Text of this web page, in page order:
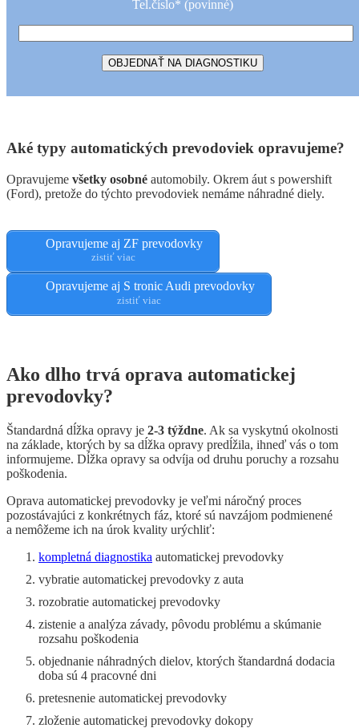
Tel.číslo* (povinné)
Aké typy automatických prevodoviek opravujeme?
Opravujeme všetky osobné automobily. Okrem áut s powershift
(Ford), pretože do týchto prevodoviek nemáme náhradné diely.
Opravujeme aj ZF prevodovky
zistiť viac
Opravujeme aj S tronic Audi prevodovky
zistiť viac
Ako dlho trvá oprava automatickej
prevodovky?
Štandardná dĺžka opravy je 2-3 týždne. Ak sa vyskytnú okolnosti
na základe, ktorých by sa dĺžka opravy predĺžila, ihneď vás o tom
informujeme. Dĺžka opravy sa odvíja od druhu poruchy a rozsahu
poškodenia.
Oprava automatickej prevodovky je veľmi náročný proces
pozostávajúci z konkrétnych fáz, ktoré sú navzájom podmienené
a nemôžeme ich na úrok kvality urýchliť:
kompletná diagnostika automatickej prevodovky
vybratie automatickej prevodovky z auta
rozobratie automatickej prevodovky
zistenie a analýza závady, pôvodu problému a skúmanie
rozsahu poškodenia
objednanie náhradných dielov, ktorých štandardná dodacia
doba sú 4 pracovné dni
pretesnenie automatickej prevodovky
zloženie automatickej prevodovky dokopy